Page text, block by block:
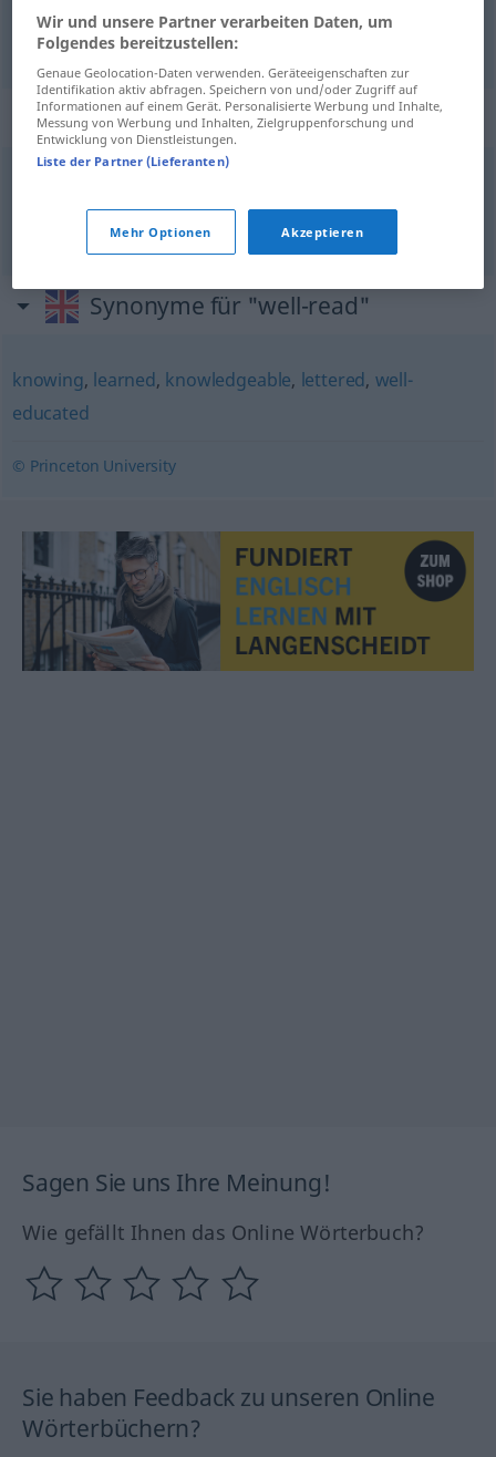
bewandert(inin DAT) well-read well-read-versed
Beispielsätze für "well-read"
belesenerodgebildeterMensch
Synonyme für "well-read"
knowing, learned, knowledgeable, lettered, well-
educated
© Princeton University
Sagen Sie uns Ihre Meinung!
Wie gefällt Ihnen das Online Wörterbuch?
Sie haben Feedback zu unseren Online
Wörterbüchern?
Wir und unsere Partner verarbeiten Daten, um
Folgendes bereitzustellen:
Genaue Geolocation-Daten verwenden. Geräteeigenschaften zur
Identifikation aktiv abfragen. Speichern von und/oder Zugriff auf
Informationen auf einem Gerät. Personalisierte Werbung und Inhalte,
Messung von Werbung und Inhalten, Zielgruppenforschung und
Entwicklung von Dienstleistungen.
Liste der Partner (Lieferanten)
Mehr Optionen Akzeptieren